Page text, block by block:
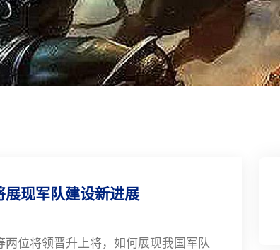
现军队建设新进展
位将领晋升上将，如何展现我国军队